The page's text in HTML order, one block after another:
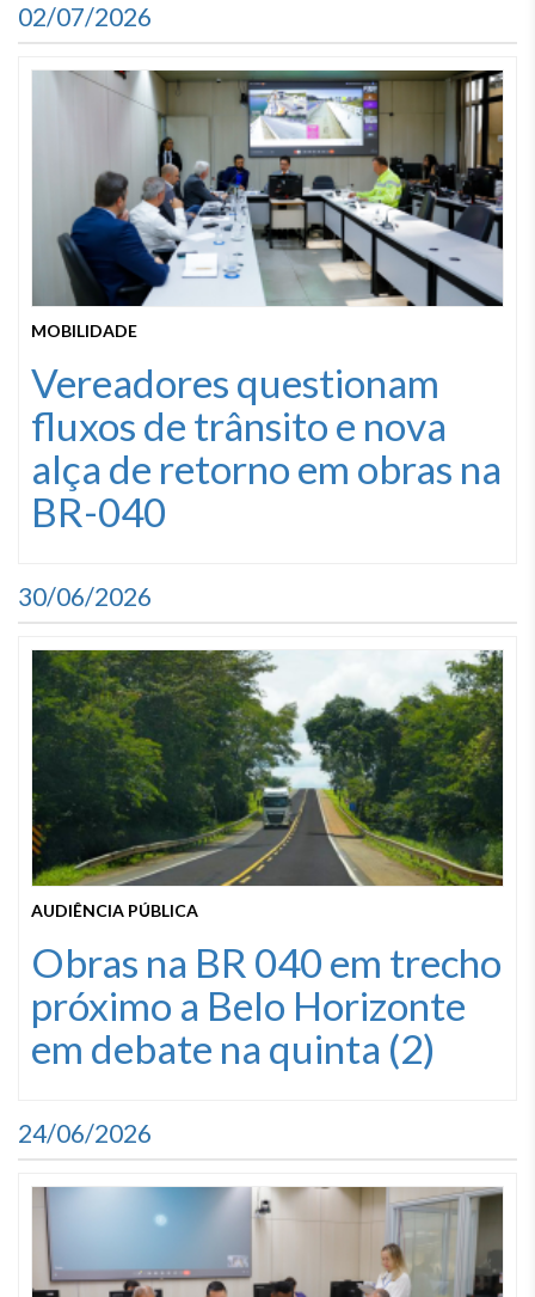
02/07/2026
MOBILIDADE
Vereadores questionam
fluxos de trânsito e nova
alça de retorno em obras na
BR-040
30/06/2026
AUDIÊNCIA PÚBLICA
Obras na BR 040 em trecho
próximo a Belo Horizonte
em debate na quinta (2)
24/06/2026